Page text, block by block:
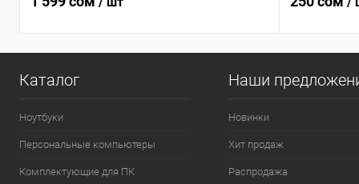
Каталог
Ноутбуки
Персональные компьютеры
Комплектующие для ПК
Наши
Новинки
Хит продаж
Распродажа